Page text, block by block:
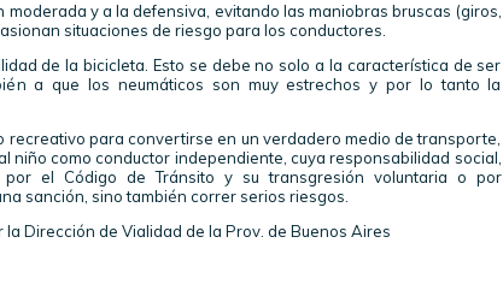
y a la defensiva, evitando las maniobras bruscas (giros,
situaciones de riesgo para los conductores.
de la bicicleta. Esto se debe no solo a la característica de ser
a que los neumáticos son muy estrechos y por lo tanto la
recreativo para convertirse en un verdadero medio de transporte,
niño como conductor independiente, cuya responsabilidad social,
por el Código de Tránsito y su transgresión voluntaria o por
sanción, sino también correr serios riesgos.
Dirección de Vialidad de la Prov. de Buenos Aires